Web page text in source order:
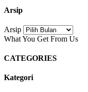
Arsip
Arsip
What You Get From Us
CATEGORIES
Kategori